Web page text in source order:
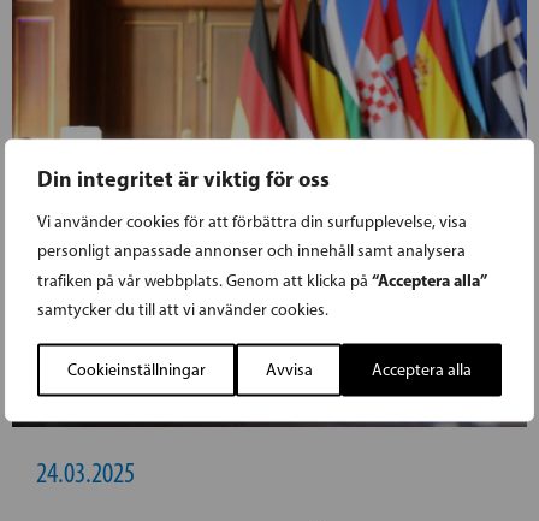
Din integritet är viktig för oss
Vi använder cookies för att förbättra din surfupplevelse, visa
personligt anpassade annonser och innehåll samt analysera
trafiken på vår webbplats. Genom att klicka på “Acceptera alla”
samtycker du till att vi använder cookies.
Cookieinställningar Avvisa Acceptera alla
24.03.2025